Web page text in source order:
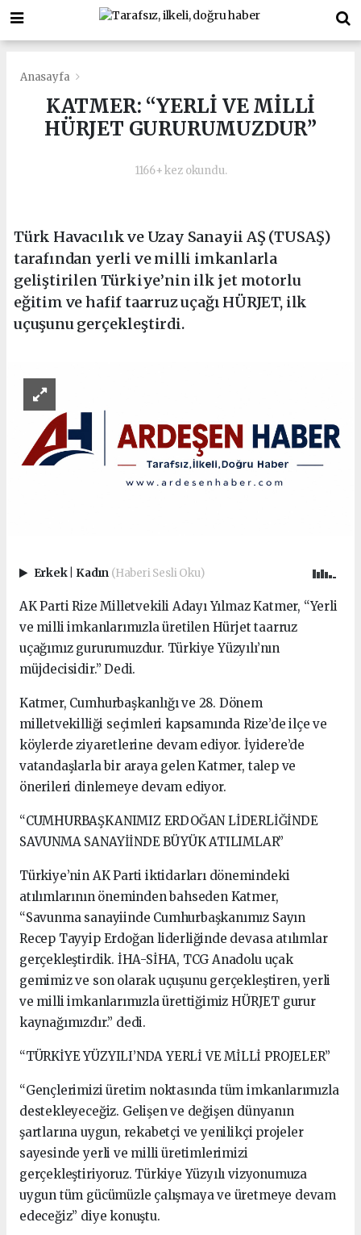
Anasayfa
KATMER: “YERLİ VE MİLLİ
HÜRJET GURURUMUZDUR”
1166+ kez okundu.
Türk Havacılık ve Uzay Sanayii AŞ (TUSAŞ)
tarafından yerli ve milli imkanlarla
geliştirilen Türkiye’nin ilk jet motorlu
eğitim ve hafif taarruz uçağı HÜRJET, ilk
uçuşunu gerçekleştirdi.
Erkek Kadın (Haberi Sesli Oku)
AK Parti Rize Milletvekili Adayı Yılmaz Katmer, “Yerli
ve milli imkanlarımızla üretilen Hürjet taarruz
uçağımız gururumuzdur. Türkiye Yüzyılı’nın
müjdecisidir.” Dedi.
Katmer, Cumhurbaşkanlığı ve 28. Dönem
milletvekilliği seçimleri kapsamında Rize’de ilçe ve
köylerde ziyaretlerine devam ediyor. İyidere’de
vatandaşlarla bir araya gelen Katmer, talep ve
önerileri dinlemeye devam ediyor.
“CUMHURBAŞKANIMIZ ERDOĞAN LİDERLİĞİNDE
SAVUNMA SANAYİİNDE BÜYÜK ATILIMLAR”
Türkiye’nin AK Parti iktidarları dönemindeki
atılımlarının öneminden bahseden Katmer,
“Savunma sanayiinde Cumhurbaşkanımız Sayın
Recep Tayyip Erdoğan liderliğinde devasa atılımlar
gerçekleştirdik. İHA-SİHA, TCG Anadolu uçak
gemimiz ve son olarak uçuşunu gerçekleştiren, yerli
ve milli imkanlarımızla ürettiğimiz HÜRJET gurur
kaynağımızdır.” dedi.
“TÜRKİYE YÜZYILI’NDA YERLİ VE MİLLİ PROJELER”
“Gençlerimizi üretim noktasında tüm imkanlarımızla
destekleyeceğiz. Gelişen ve değişen dünyanın
şartlarına uygun, rekabetçi ve yenilikçi projeler
sayesinde yerli ve milli üretimlerimizi
gerçekleştiriyoruz. Türkiye Yüzyılı vizyonumuza
uygun tüm gücümüzle çalışmaya ve üretmeye devam
edeceğiz” diye konuştu.